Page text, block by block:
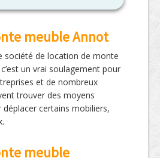
meuble Annot
société de location de monte
un vrai soulagement pour
et de nombreux
trouver des moyens
certains mobiliers,
meuble